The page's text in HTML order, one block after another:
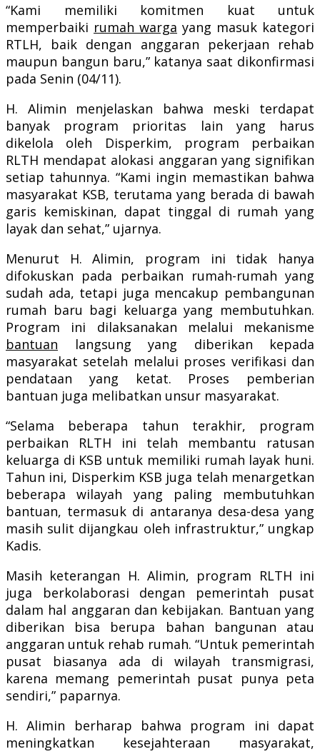
“Kami memiliki komitmen kuat untuk
memperbaiki rumah warga yang masuk kategori
RTLH, baik dengan anggaran pekerjaan rehab
maupun bangun baru,” katanya saat dikonfirmasi
pada Senin (04/11).
H. Alimin menjelaskan bahwa meski terdapat
banyak program prioritas lain yang harus
dikelola oleh Disperkim, program perbaikan
RLTH mendapat alokasi anggaran yang signifikan
setiap tahunnya. “Kami ingin memastikan bahwa
masyarakat KSB, terutama yang berada di bawah
garis kemiskinan, dapat tinggal di rumah yang
layak dan sehat,” ujarnya.
Menurut H. Alimin, program ini tidak hanya
difokuskan pada perbaikan rumah-rumah yang
sudah ada, tetapi juga mencakup pembangunan
rumah baru bagi keluarga yang membutuhkan.
Program ini dilaksanakan melalui mekanisme
bantuan langsung yang diberikan kepada
masyarakat setelah melalui proses verifikasi dan
pendataan yang ketat. Proses pemberian
bantuan juga melibatkan unsur masyarakat.
“Selama beberapa tahun terakhir, program
perbaikan RLTH ini telah membantu ratusan
keluarga di KSB untuk memiliki rumah layak huni.
Tahun ini, Disperkim KSB juga telah menargetkan
beberapa wilayah yang paling membutuhkan
bantuan, termasuk di antaranya desa-desa yang
masih sulit dijangkau oleh infrastruktur,” ungkap
Kadis.
Masih keterangan H. Alimin, program RLTH ini
juga berkolaborasi dengan pemerintah pusat
dalam hal anggaran dan kebijakan. Bantuan yang
diberikan bisa berupa bahan bangunan atau
anggaran untuk rehab rumah. “Untuk pemerintah
pusat biasanya ada di wilayah transmigrasi,
karena memang pemerintah pusat punya peta
sendiri,” paparnya.
H. Alimin berharap bahwa program ini dapat
meningkatkan kesejahteraan masyarakat,